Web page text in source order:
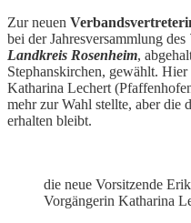
Zur neuen
bei der Jahresversammlung des
Landkreis Rosenheim,
Stephanskirchen, gewählt.
Katharina Lechert
mehr zur Wahl stellte, aber die
erhalten bleibt.
die neue Vorsitzende
Vorgängerin Katharina